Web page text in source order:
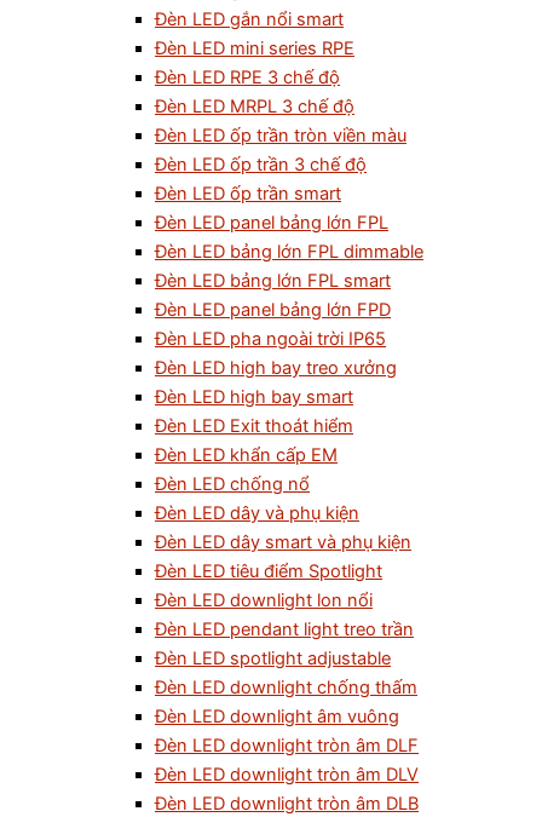
Đèn LED gắn nổi smart
Đèn LED mini series RPE
Đèn LED RPE 3 chế độ
Đèn LED MRPL 3 chế độ
Đèn LED ốp trần tròn viền màu
Đèn LED ốp trần 3 chế độ
Đèn LED ốp trần smart
Đèn LED panel bảng lớn FPL
Đèn LED bảng lớn FPL dimmable
Đèn LED bảng lớn FPL smart
Đèn LED panel bảng lớn FPD
Đèn LED pha ngoài trời IP65
Đèn LED high bay treo xưởng
Đèn LED high bay smart
Đèn LED Exit thoát hiểm
Đèn LED khẩn cấp EM
Đèn LED chống nổ
Đèn LED dây và phụ kiện
Đèn LED dây smart và phụ kiện
Đèn LED tiêu điểm Spotlight
Đèn LED downlight lon nổi
Đèn LED pendant light treo trần
Đèn LED spotlight adjustable
Đèn LED downlight chống thấm
Đèn LED downlight âm vuông
Đèn LED downlight tròn âm DLF
Đèn LED downlight tròn âm DLV
Đèn LED downlight tròn âm DLB